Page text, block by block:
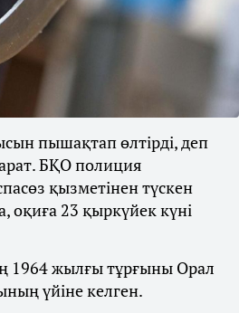
пышақтап өлтірді, деп
БҚО полиция
қызметінен түскен
оқиға 23 қыркүйек күні
1964 жылғы тұрғыны Орал
үйіне келген.